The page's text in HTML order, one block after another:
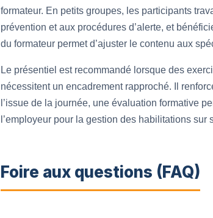
formateur. En petits groupes, les participants
prévention et aux procédures d’alerte, et
du formateur permet d’ajuster le contenu aux
Le présentiel est recommandé lorsque des
nécessitent un encadrement rapproché. Il
l’issue de la journée, une évaluation formative
l’employeur pour la gestion des habilitations sur
Foire aux questions (FAQ)